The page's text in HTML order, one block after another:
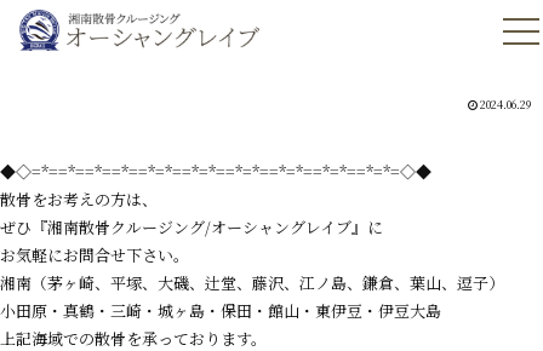
2024.06.29
◆◇=*==*==*==*==*=*==*=*==*=*==*=*==*=*==*=*=◇◆
散骨をお考えの方は、
ぜひ『湘南散骨クルージング/オーシャングレイブ』に
お気軽にお問合せ下さい。
湘南（茅ヶ崎、平塚、大磯、辻堂、藤沢、江ノ島、鎌倉、葉山、逗子）
小田原・真鶴・三崎・城ヶ島・保田・館山・東伊豆・伊豆大島
上記海域での散骨を承っております。